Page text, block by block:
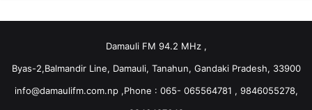
Damauli FM 94.2 MHz ,
Byas-2,Balmandir Line, Damauli, Tanahun, Gandaki Pradesh, 33900
info@damaulifm.com.np,Phone : 065- 065564781 , 9846055278,